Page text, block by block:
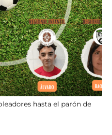
hasta el parón de